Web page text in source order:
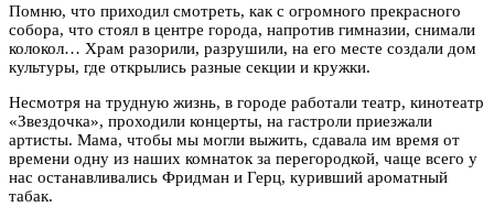
Помню, что приходил смотреть, как с огромного прекрасного
собора, что стоял в центре города, напротив гимназии, снимали
колокол… Храм разорили, разрушили, на его месте создали дом
культуры, где открылись разные секции и кружки.
Несмотря на трудную жизнь, в городе работали театр, кинотеатр
«Звездочка», проходили концерты, на гастроли приезжали
артисты. Мама, чтобы мы могли выжить, сдавала им время от
времени одну из наших комнаток за перегородкой, чаще всего у
нас останавливались Фридман и Герц, куривший ароматный
табак.